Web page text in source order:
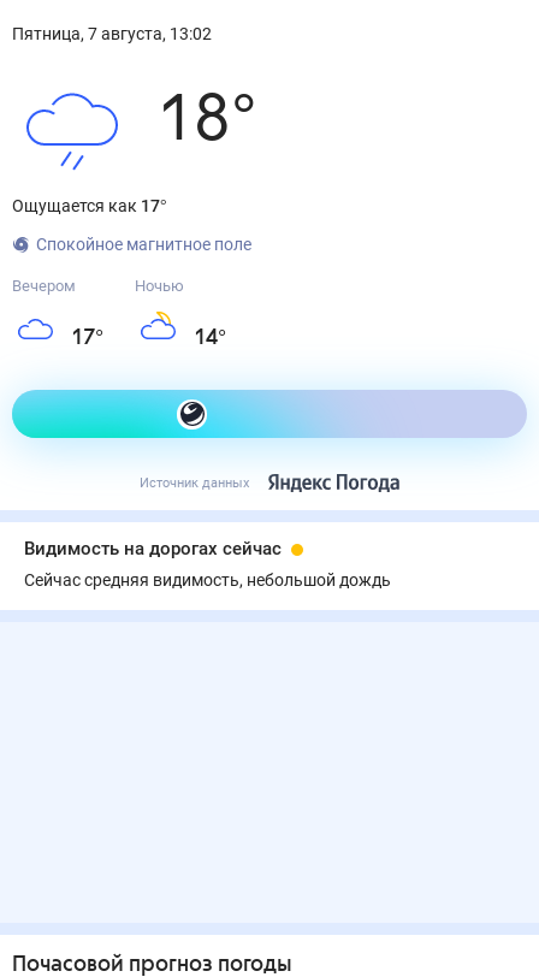
Пятница, 7августа, 13:02
18°
Ощущается как 17°
Спокойное магнитное поле
Вечером
17°
Ночью
14°
Как одеться сегодня
Источник данных
Видимость на дорогах сейчас
Сейчас средняя видимость, небольшой дождь
Почасовой прогноз погоды